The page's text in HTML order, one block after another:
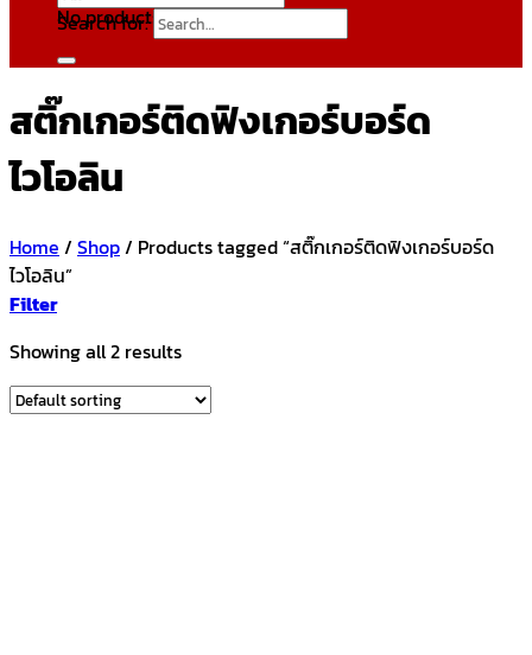
No products in the cart.
Search for:
สติ๊กเกอร์ติดฟิงเกอร์บอร์ด
ไวโอลิน
Home / Shop/ Products tagged “สติ๊กเกอร์ติดฟิงเกอร์บอร์ด
ไวโอลิน”
Filter
Showing all 2 results